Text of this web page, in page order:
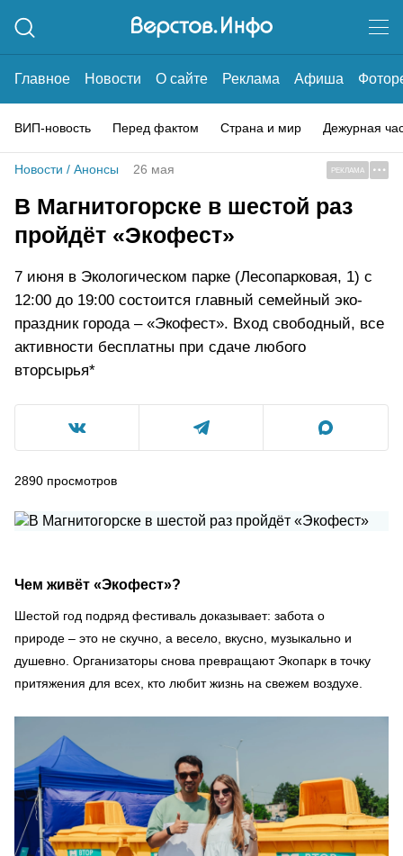
Главное Новости О сайте Реклама Афиша
ВИП-новость Перед фактом Страна и мир Дежурная
Новости / Анонсы 26 мая РЕКЛАМА
В Магнитогорске в шестой раз
пройдёт «Экофест»
7 июня в Экологическом парке (Лесопарковая, 1) с
12:00 до 19:00 состоится главный семейный эко-
праздник города – «Экофест». Вход свободный, все
активности бесплатны при сдаче любого
вторсырья*
2890 просмотров
Чем живёт «Экофест»?
Шестой год подряд фестиваль доказывает: забота о
природе – это не скучно, а весело, вкусно, музыкально и
душевно. Организаторы снова превращают Экопарк в точку
притяжения для всех, кто любит жизнь на свежем воздухе.